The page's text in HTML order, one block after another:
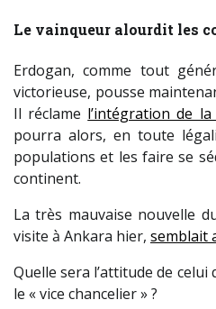
Le vainqueur alourdit les
Erdogan, comme tout
victorieuse, pousse
Il réclame l’intégration de
pourra alors, en toute
populations et les faire se
continent.
La très mauvaise nouvelle
visite à Ankara hier, semblait
Quelle sera l’attitude de celui
le « vice chancelier » ?